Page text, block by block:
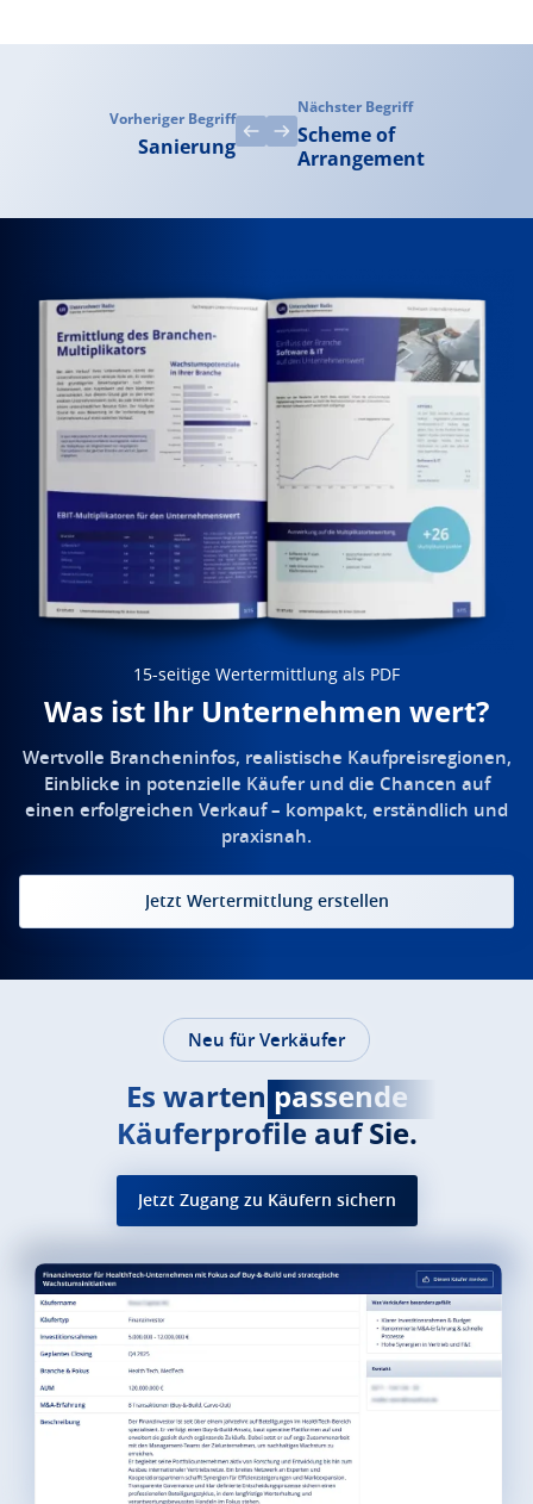
Vorheriger Begriff
Sanierung
Nächster Begriff
Scheme of
Arrangement
15-seitige Wertermittlung als PDF
Was ist Ihr Unternehmen wert?
Wertvolle Brancheninfos, realistische Kaufpreisregionen,
Einblicke in potenzielle Käufer und die Chancen auf
einen erfolgreichen Verkauf – kompakt, erständlich und
praxisnah.
Jetzt Wertermittlung erstellen
Neu für Verkäufer
Es warten passende
Käuferprofile auf Sie.
Jetzt Zugang zu Käufern sichern